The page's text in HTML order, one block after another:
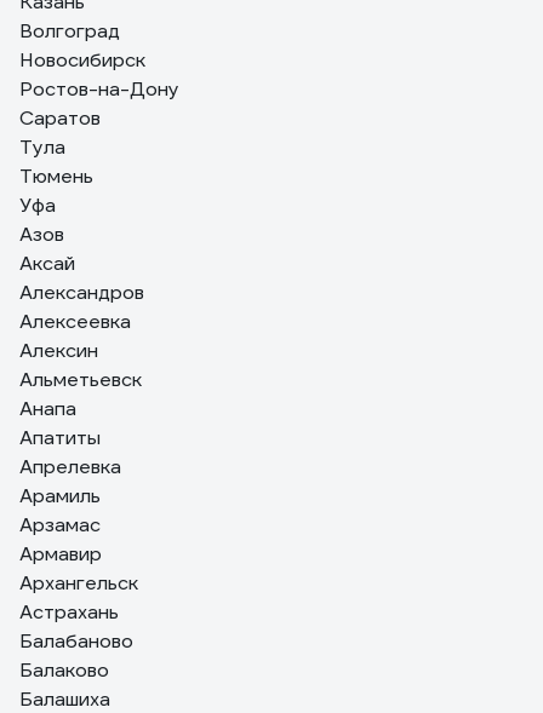
В душ покупали эту модель. Отдельную лейку не
планировали, поэтому одного выхода было
достаточно. Регулируется точно, ход ручки плавный,
без резких шагов. Картридж внутри керамика,
недорого, модель, считаю, удачная.
Волгоград
Новосибирск
Ростов-на-Дону
Саратов
Тула
Тюмень
Уфа
Азов
Аксай
Александров
Алексеевка
Алексин
Альметьевск
Анапа
Апатиты
Апрелевка
Арамиль
Арзамас
Армавир
Архангельск
Астрахань
Балабаново
Балаково
Балашиха